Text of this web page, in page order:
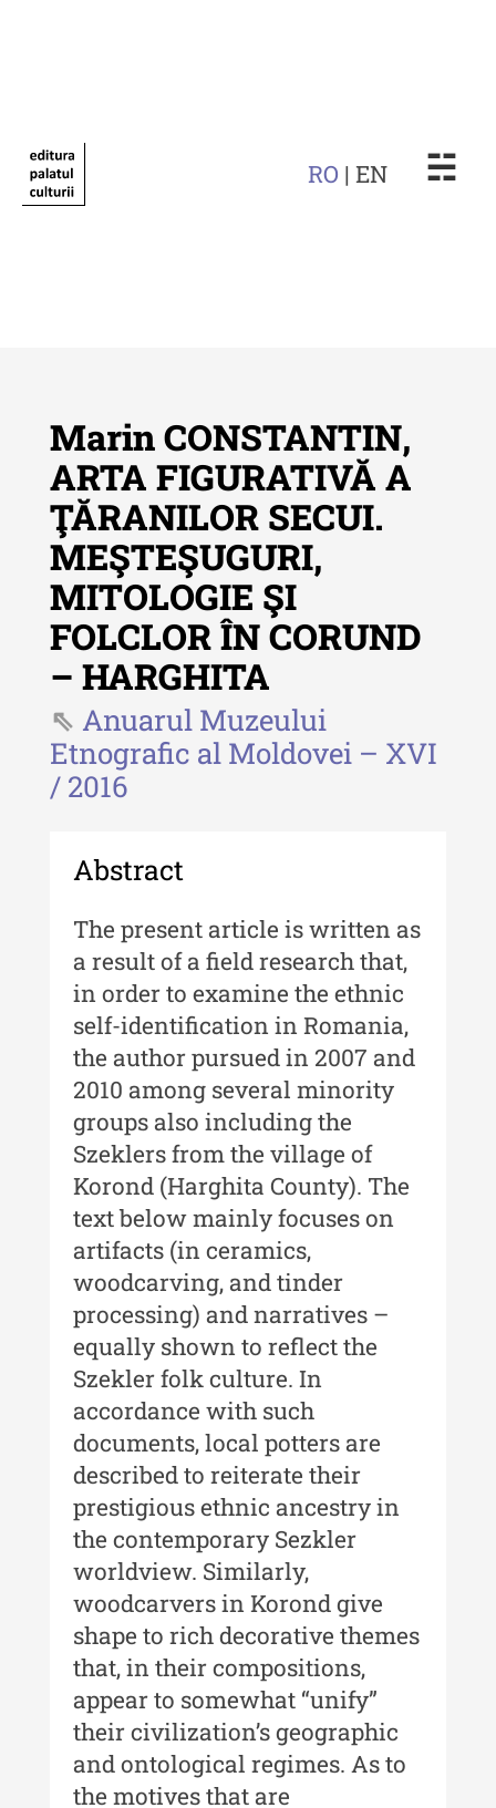
RO | EN ☵
Revista "Cercetări istorice"
Revista "Cercetări istorice" - XLIV
- 2025
Revista "Cercetări istorice" - XLIII
- 2024
Revista "Cercetări istorice" - XLII -
2023
Indexul Complet
de Istorie a Moldovei
Muzeului de Istorie a Moldovei -
XXIV / 2018
Buletinul ”Ioan Neculce” al
Muzeului de Istorie a Moldovei -
XXIII / 2017
Buletinul ”Ioan Neculce” al
Muzeului de Istorie a Moldovei -
XXII / 2016
Indexul Complet
Anuarul Muzeului Etnografic al
Moldovei
Anuarul Muzeului Etnografic al
Moldovei - XXII / 2022
Anuarul Muzeului Etnografic al
Moldovei - XXI / 2021
Anuarul Muzeului Etnografic al
Moldovei - XX / 2020
Indexul Complet
Buletinul Muzeului Științei și
Tehnicii ”Ștefan Procopiu”
Buletinul Muzeului Științei și
Tehnicii ”Ștefan Procopiu” - An
XV / Nr. 15 / 2021
Buletinul Muzeului Științei și
Tehnicii ”Ștefan Procopiu” - An
Marin CONSTANTIN,
ARTA FIGURATIVĂ A
ŢĂRANILOR SECUI.
MEŞTEŞUGURI,
MITOLOGIE ŞI
FOLCLOR ÎN CORUND
– HARGHITA
Anuarul Muzeului
Etnografic al Moldovei – XVI
/ 2016
Abstract
The present article is written as
a result of a field research that,
in order to examine the ethnic
self-identification in Romania,
the author pursued in 2007 and
2010 among several minority
groups also including the
Szeklers from the village of
Korond (Harghita County). The
text below mainly focuses on
artifacts (in ceramics,
woodcarving, and tinder
processing) and narratives –
equally shown to reflect the
Szekler folk culture. In
accordance with such
documents, local potters are
described to reiterate their
prestigious ethnic ancestry in
the contemporary Sezkler
worldview. Similarly,
woodcarvers in Korond give
shape to rich decorative themes
that, in their compositions,
appear to somewhat “unify”
their civilization’s geographic
and ontological regimes. As to
the motives that are